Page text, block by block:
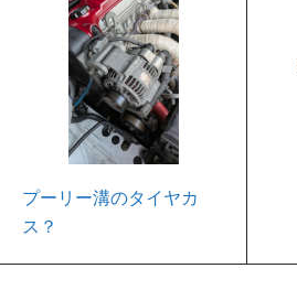
プーリー溝のタイヤカ
ス？